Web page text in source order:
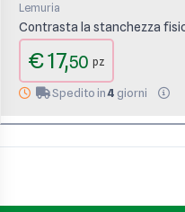
Lemuria
Contrasta la stanchezza
€ 17,50 pz
Spedito in4 giorni